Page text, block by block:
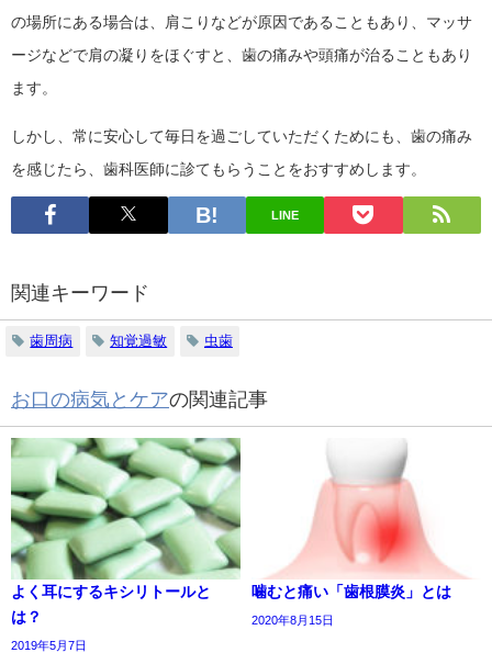
の場所にある場合は、肩こりなどが原因であることもあり、マッサ
ージなどで肩の凝りをほぐすと、歯の痛みや頭痛が治ることもあり
ます。
しかし、常に安心して毎日を過ごしていただくためにも、歯の痛み
を感じたら、歯科医師に診てもらうことをおすすめします。
LINE
関連キーワード
歯周病 知覚過敏 虫歯
お口の病気とケアの関連記事
よく耳にするキシリトールと
は？
2019年5月7日
噛むと痛い「歯根膜炎」とは
2020年8月15日